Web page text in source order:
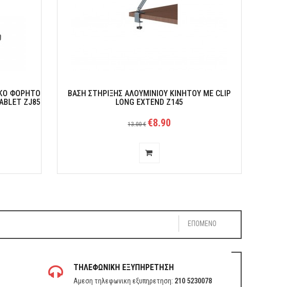
ΦΟΡΗΤΌ
ZJ85
ΒΑΣΗ ΣΤΗΡΙΞΗΣ ΑΛΟΥΜΙΝΙΟΥ ΚΙΝΗΤΟΥ ΜΕ CLIP
LONG EXTEND Ζ145
13.00 € €8.90
ΕΠΟΜΕΝΟ
ΤΗΛΕΦΩΝΙΚΗ ΕΞΥΠΗΡΕΤΗΣΗ
Αμεση τηλεφωνικη εξυπηρετηση: 210 5230078